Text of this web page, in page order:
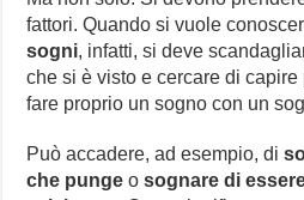
fattori. Quando si vuole
sogni, infatti, si deve
che si è visto e cercare di
fare proprio un sogno con un
Può accadere, ad esempio, di
che punge osognare di